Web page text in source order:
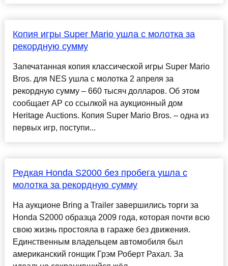
Копия игры Super Mario ушла с молотка за
рекордную сумму
Запечатанная копия классической игры Super Mario
Bros. для NES ушла с молотка 2 апреля за
рекордную сумму – 660 тысяч долларов. Об этом
сообщает АР со ссылкой на аукционный дом
Heritage Auctions. Копия Super Mario Bros. – одна из
первых игр, поступи...
Редкая Honda S2000 без пробега ушла с
молотка за рекордную сумму
На аукционе Bring a Trailer завершились торги за
Honda S2000 образца 2009 года, которая почти всю
свою жизнь простояла в гараже без движения.
Единственным владельцем автомобиля был
американский гонщик Грэм Роберт Рахал. За